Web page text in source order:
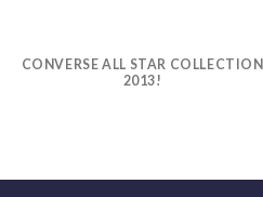
CONVERSE ALL STAR COLLECTION
2013!